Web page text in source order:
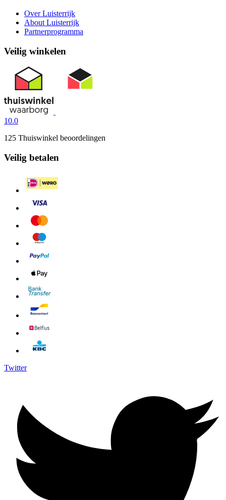
Over Luisterrijk
About Luisterrijk
Partnerprogramma
Veilig winkelen
10.0
125 Thuiswinkel beoordelingen
Veilig betalen
Twitter